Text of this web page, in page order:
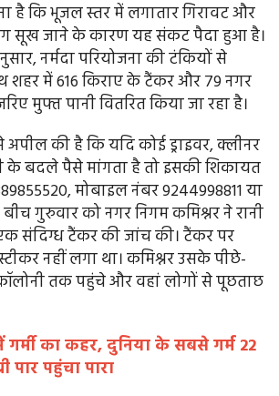
है कि भूजल स्तर में लगातार गिरावट और
सूख जाने के कारण यह संकट पैदा हुआ है।
नर्मदा परियोजना की टंकियों से
शहर में 616 किराए के टैंकर और 79 नगर
मुफ्त पानी वितरित किया जा रहा है।
अपील की है कि यदि कोई ड्राइवर, क्लीनर
के बदले पैसे मांगता है तो इसकी शिकायत
मोबाइल नंबर 9244998811 या
गुरुवार को नगर निगम कमिश्नर ने रानी
संदिग्ध टैंकर की जांच की। टैंकर पर
नहीं लगा था। कमिश्नर उसके पीछे-
कॉलोनी तक पहुंचे और वहां लोगों से पूछताछ
गर्मी का कहर, दुनिया के सबसे गर्म 22
पार पहुंचा पारा